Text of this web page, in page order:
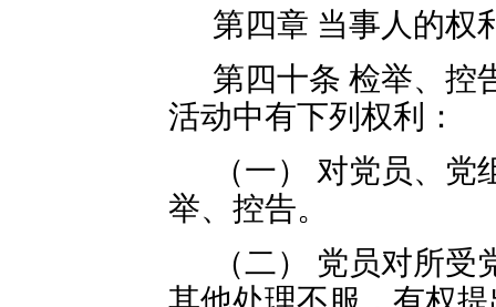
第四章 当事人的权
第四十条 检举、控
活动中有下列权利：
（一） 对党员、
举、控告。
（二） 党员对所